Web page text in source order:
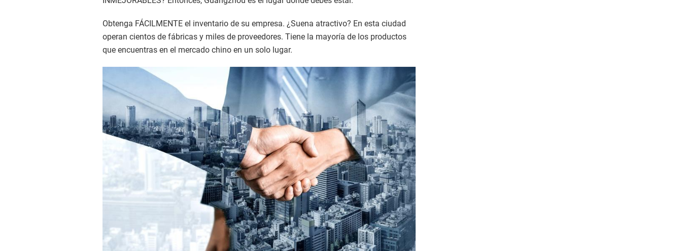
Obtenga FÁCILMENTE el inventario de su empresa. ¿Suena atractivo? En esta ciudad
operan cientos de fábricas y miles de proveedores. Tiene la mayoría de los productos
que encuentras en el mercado chino en un solo lugar.